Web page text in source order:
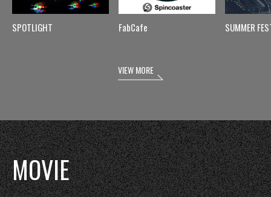
SPOTLIGHT FabCafe SUMMER
VIEW MORE
MOVIE